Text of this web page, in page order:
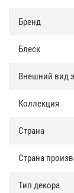
Бренд
Блеск
Внешний вид
Коллекция
Страна
Страна
Тип декора